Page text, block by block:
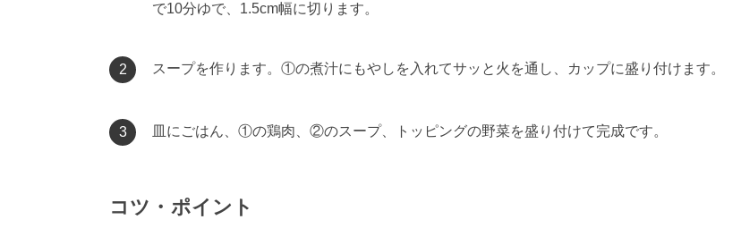
で10分ゆで、1.5cm幅に切ります。
2 スープを作ります。①の煮汁にもやしを入れてサッと火を通し、カップに盛り付けます。
3 皿にごはん、①の鶏肉、②のスープ、トッピングの野菜を盛り付けて完成です。
コツ・ポイント